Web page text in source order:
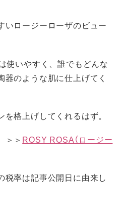
いロージーローザのビュー
使いやすく、誰でもどんな
のような肌に仕上げてく
格上げしてくれるはず。
＞ ROSY ROSA（ロージー
率は記事公開日に由来し